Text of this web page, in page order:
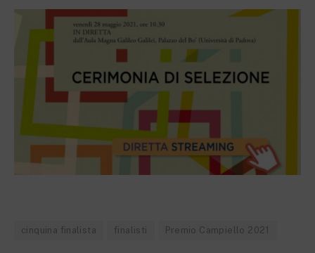
cinquina finalista finalisti Premio Campiello 2021